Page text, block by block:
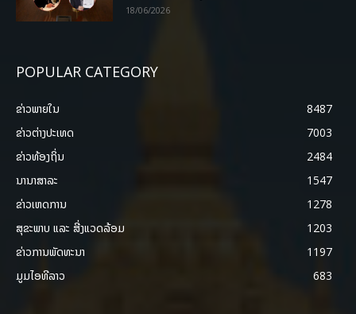
18/06/2026
POPULAR CATEGORY
ຂ່າວພາຍ​ໃນ
8487
ຂ່າວຕ່າງປະເທດ
7003
ຂ່າວທ້ອງຖິ່ນ
2484
ນານາສາລະ
1547
ຂ່າວເຫດການ
1278
ສຸຂະພາບ ແລະ ສີ່ງແວດລ້ອມ
1203
ຂ່າວການພັດທະນາ
1197
ມູມໄອທີລາວ
683